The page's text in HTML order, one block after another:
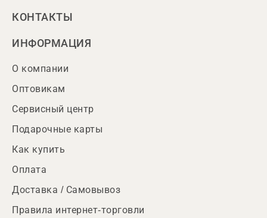
КОНТАКТЫ
ИНФОРМАЦИЯ
О компании
Оптовикам
Сервисный центр
Подарочные карты
Как купить
Оплата
Доставка / Самовывоз
Правила интернет-торговли